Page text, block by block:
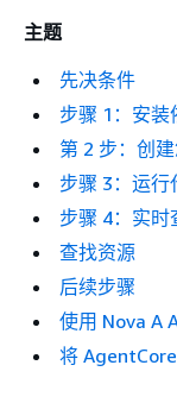
主题
先决条件
步骤 1：安装
第 2 步：创
步骤 3：运行
步骤 4：实
查找资源
后续步骤
使用 Nova A
将